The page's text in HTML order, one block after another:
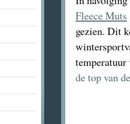
Fleece Muts
gezien. Dit
de top van